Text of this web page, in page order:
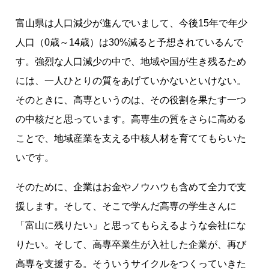
富山県は人口減少が進んでいまして、今後15年で年少
人口（0歳～14歳）は30%減ると予想されているんで
す。強烈な人口減少の中で、地域や国が生き残るため
には、一人ひとりの質をあげていかないといけない。
そのときに、高専というのは、その役割を果たす一つ
の中核だと思っています。高専生の質をさらに高める
ことで、地域産業を支える中核人材を育ててもらいた
いです。
そのために、企業はお金やノウハウも含めて全力で支
援します。そして、そこで学んだ高専の学生さんに
「富山に残りたい」と思ってもらえるような会社にな
りたい。そして、高専卒業生が入社した企業が、再び
高専を支援する。そういうサイクルをつくっていきた